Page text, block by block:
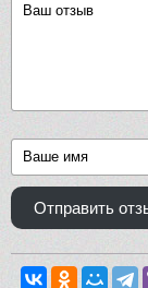
Отправить